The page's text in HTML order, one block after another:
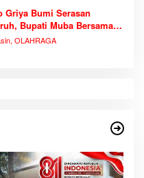
Griya Bumi Serasan
Bupati Muba Bersama
Laga Bersejarah Piala
OLAHRAGA